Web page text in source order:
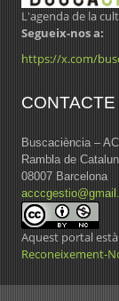
L'agenda de la
Segueix-nos a:
https://x.com/
CONTACTE
Buscaciència –
Rambla de
08007 Barcelona
Aquest portal
Reconeixement-